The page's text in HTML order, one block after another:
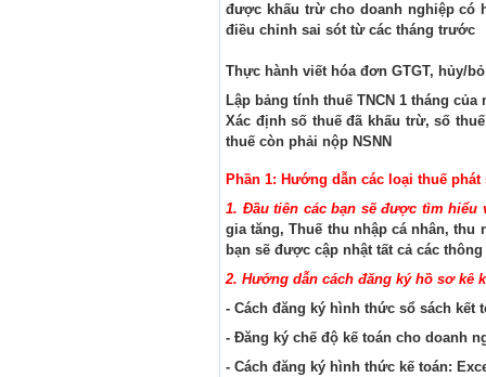
được khấu trừ cho doanh nghiệp có
điều chỉnh sai sót từ các tháng trước
Thực hành viết hóa đơn GTGT, hủy/
Lập bảng tính thuế TNCN 1 tháng
Xác định số thuế đã khấu trừ, số
thuế còn phải nộp NSNN
Phần 1: Hướng dẫn các loại thuế
1. Đầu tiên các bạn sẽ được tìm hiểu
gia tăng, Thuế thu nhập cá nhân,
bạn sẽ được cập nhật tất cả các
2. Hướng dẫn cách đăng ký hồ sơ kê
- Cách đăng ký hình thức sổ sách kết
- Đăng ký chế độ kế toán cho doanh
- Cách đăng ký hình thức kế toán: